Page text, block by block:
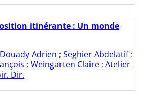
itinérante : Un monde
Douady Adrien ; Seghier Abdelatif;
; Weingarten Claire ; Atelier
Dir.